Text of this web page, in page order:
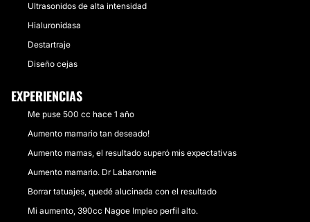
Ultrasonidos de alta intensidad
Hialuronidasa
Destartraje
Diseño cejas
EXPERIENCIAS
Me puse 500 cc hace 1 año
Aumento mamario tan deseado!
Aumento mamas, el resultado superó mis expectativas
Aumento mamario. Dr Labaronnie
Borrar tatuajes, quedé alucinada con el resultado
Mi aumento, 390cc Nagoe Impleo perfil alto.